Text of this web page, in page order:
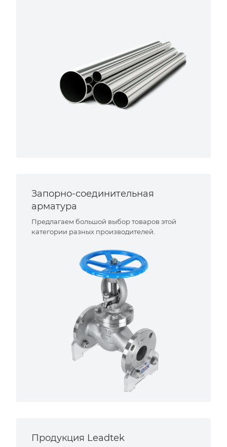
Запорно-соединительная
арматура
Предлагаем большой выбор товаров этой
категории разных производителей.
Продукция Leadtek